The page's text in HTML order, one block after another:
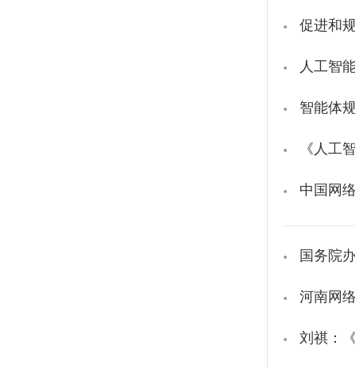
促进和
人工智
智能体
《人工
中国网
国务院
河南网
刘祺：